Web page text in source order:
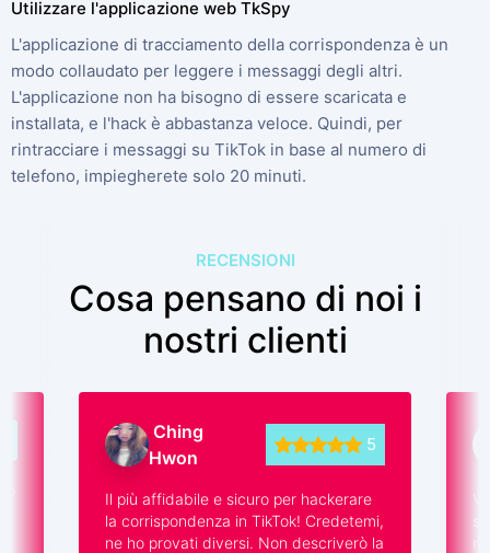
Utilizzare l'applicazione web TkSpy
L'applicazione di tracciamento della corrispondenza è un
modo collaudato per leggere i messaggi degli altri.
L'applicazione non ha bisogno di essere scaricata e
installata, e l'hack è abbastanza veloce. Quindi, per
rintracciare i messaggi su TikTok in base al numero di
telefono, impiegherete solo 20 minuti.
RECENSIONI
Cosa pensano di noi i
nostri clienti
Polovchenko
Vi scrivo per ringraziarvi, cari
sviluppatori. La vostra applicazione ha
risolto molti dei miei problemi! A